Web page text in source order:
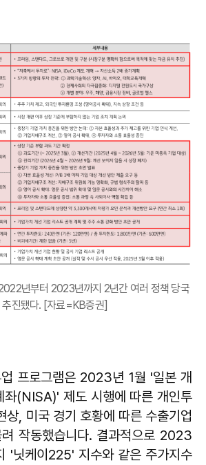
년부터 2023년까지 2년간 여러 정책 당국
추진됐다. [자료=KB증권]
프로그램은 2023년 1월 '일본 개
좌(NISA)' 제도 시행에 따른 개인투
상, 미국 경기 호황에 따른 수출기업
작동했습니다. 결과적으로 2023
'닛케이225' 지수와 같은 주가지수